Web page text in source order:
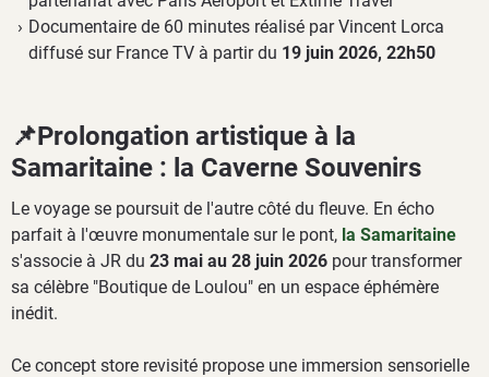
Documentaire de 60 minutes réalisé par Vincent Lorca
diffusé sur France TV à partir du 19 juin 2026, 22h50
📌Prolongation artistique à la
Samaritaine : la Caverne Souvenirs
Le voyage se poursuit de l'autre côté du fleuve. En écho
parfait à l'œuvre monumentale sur le pont, la Samaritaine
s'associe à JR du 23 mai au 28 juin 2026 pour transformer
sa célèbre "Boutique de Loulou" en un espace éphémère
inédit.
Ce concept store revisité propose une immersion sensorielle